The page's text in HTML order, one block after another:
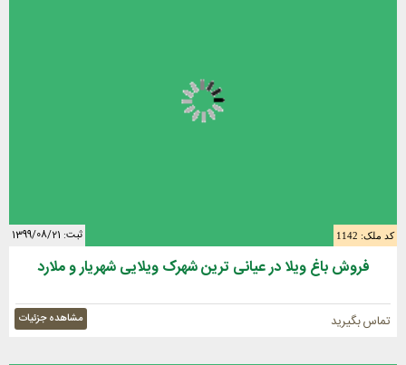
کد ملک: 1142 ثبت: 1399/08/21
فروش باغ ویلا در عیانی ترین شهرک ویلایی شهریار و ملارد
تماس بگیرید مشاهده جزئیات